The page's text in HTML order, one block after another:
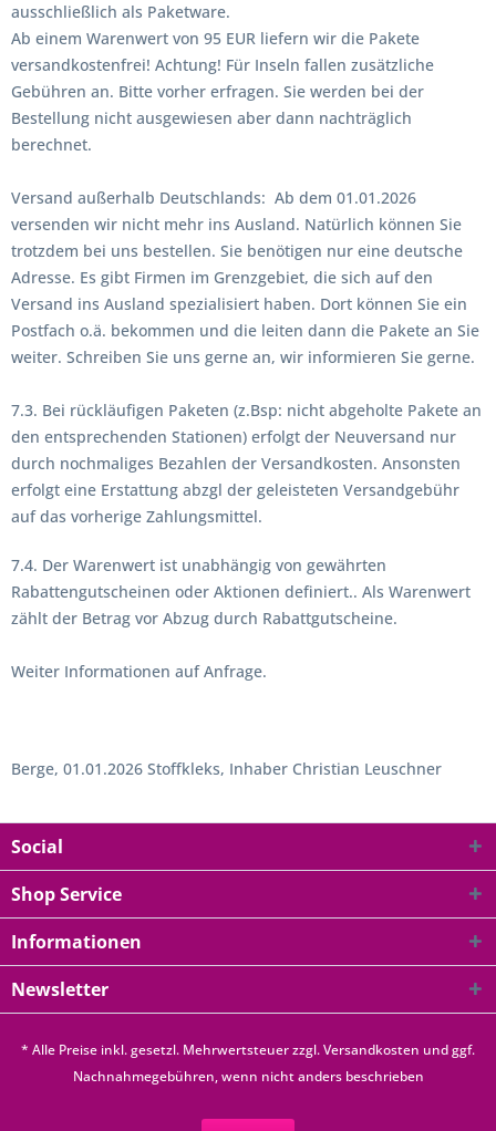
ausschließlich als Paketware.
Ab einem Warenwert von 95 EUR liefern wir die Pakete
versandkostenfrei! Achtung! Für Inseln fallen zusätzliche
Gebühren an. Bitte vorher erfragen. Sie werden bei der
Bestellung nicht ausgewiesen aber dann nachträglich
berechnet.
Versand außerhalb Deutschlands: Ab dem 01.01.2026
versenden wir nicht mehr ins Ausland. Natürlich können Sie
trotzdem bei uns bestellen. Sie benötigen nur eine deutsche
Adresse. Es gibt Firmen im Grenzgebiet, die sich auf den
Versand ins Ausland spezialisiert haben. Dort können Sie ein
Postfach o.ä. bekommen und die leiten dann die Pakete an Sie
weiter. Schreiben Sie uns gerne an, wir informieren Sie gerne.
7.3. Bei rückläufigen Paketen (z.Bsp: nicht abgeholte Pakete an
den entsprechenden Stationen) erfolgt der Neuversand nur
durch nochmaliges Bezahlen der Versandkosten. Ansonsten
erfolgt eine Erstattung abzgl der geleisteten Versandgebühr
auf das vorherige Zahlungsmittel.
7.4. Der Warenwert ist unabhängig von gewährten
Rabattengutscheinen oder Aktionen definiert.. Als Warenwert
zählt der Betrag vor Abzug durch Rabattgutscheine.
Weiter Informationen auf Anfrage.
Berge, 01.01.2026 Stoffkleks, Inhaber Christian Leuschner
Social
Shop Service
Informationen
Newsletter
* Alle Preise inkl. gesetzl. Mehrwertsteuer zzgl.Versandkosten und ggf.
Nachnahmegebühren, wenn nicht anders beschrieben